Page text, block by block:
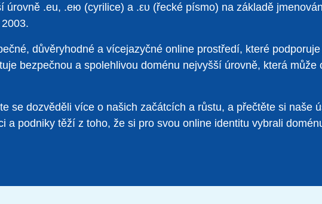
úrovně .eu, .ею (cyrilice) a .ευ (řecké písmo) na základě
důvěryhodné a vícejazyčné online prostředí, které
bezpečnou a spolehlivou doménu nejvyšší úrovně, která může
se dozvěděli více o našich začátcích a růstu, a přečtěte si naše
a podniky těží z toho, že si pro svou online identitu vybrali